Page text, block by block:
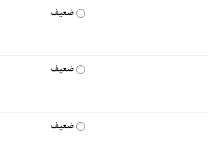
ضعیف
ضعیف
ضعیف